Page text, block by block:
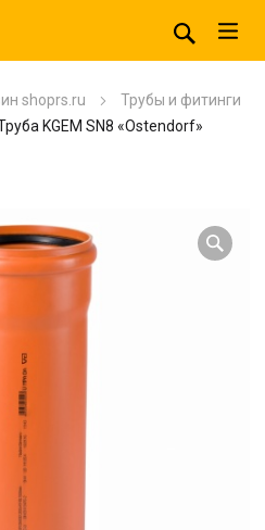
shoprs.ru
Трубы и фитинги
KGEM SN8 «Ostendorf»